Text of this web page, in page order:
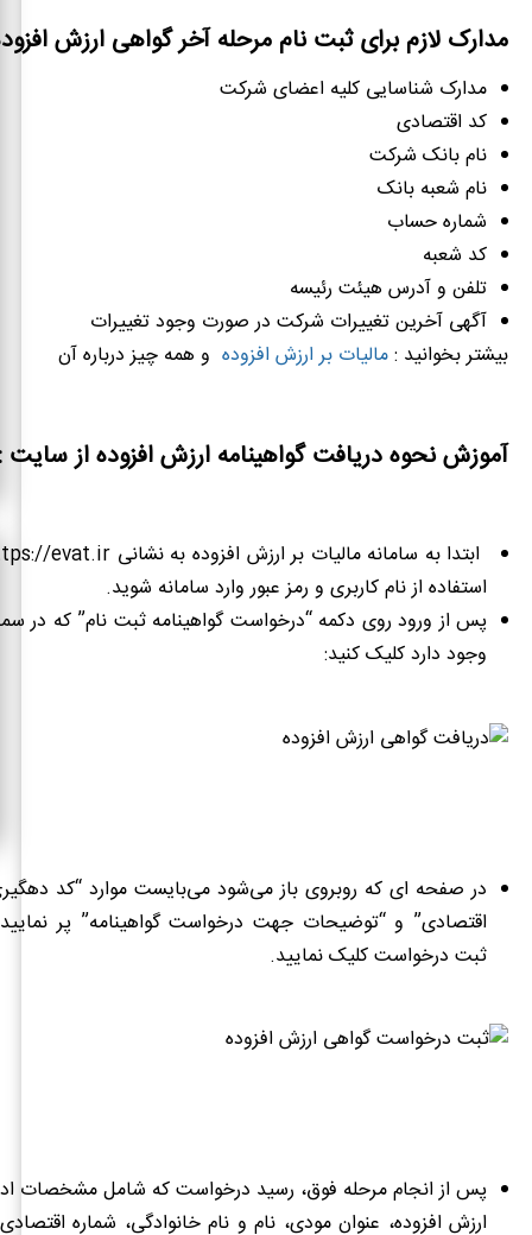
مدارک لازم برای ثبت نام مرحله آخر گواهی ارزش
مدارک شناسایی کلیه اعضای شرکت
کد اقتصادی
نام بانک شرکت
نام شعبه بانک
شماره حساب
کد شعبه
تلفن و آدرس هیئت رئیسه
آگهی آخرین تغییرات شرکت در صورت وجود تغییرات
بیشتر بخوانید :مالیات بر ارزش افزوده و همه چیز درباره آن
آموزش نحوه دریافت گواهینامه ارزش افزوده از سایت
استفاده از نام کاربری و رمز عبور وارد سامانه شوید.
پس از ورود روی دکمه “درخواست گواهینامه ثبت نام” که
وجود دارد کلیک کنید:
در صفحه ای که روبروی باز می‌شود می‌بایست موارد “کد
اقتصادی” و “توضیحات جهت درخواست گواهینامه” پر
ثبت درخواست کلیک نمایید.
پس از انجام مرحله فوق، رسید درخواست که شامل مشخصات
ارزش افزوده، عنوان مودی، نام و نام خانوادگی، شماره